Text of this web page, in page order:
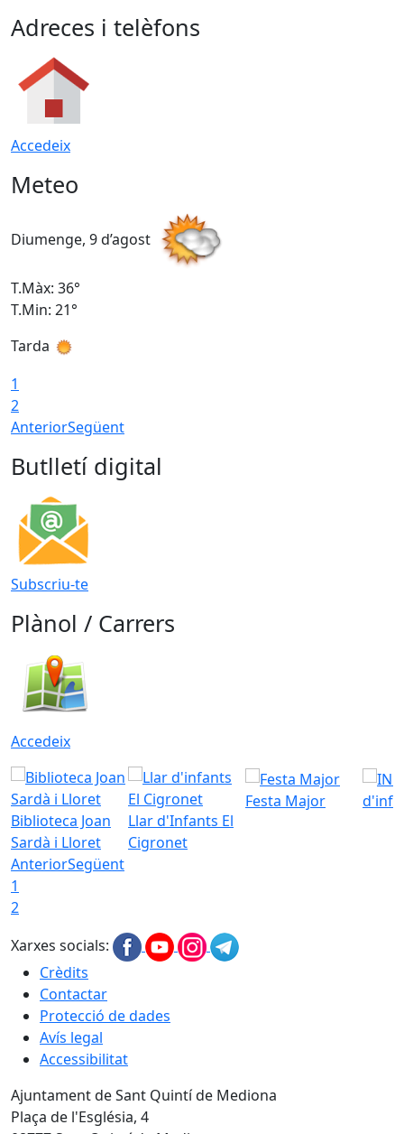
Adreces i telèfons
Accedeix
Meteo
Diumenge, 9 d’agost
T.Màx: 36°
T.Min: 21°
Tarda
1
2
AnteriorSegüent
Butlletí digital
Subscriu-te
Plànol / Carrers
Accedeix
Biblioteca Joan
Sardà i Lloret
Llar d'Infants El
Cigronet
Festa Major
AnteriorSegüent
1
2
Xarxes socials:
Crèdits
Contactar
Protecció de dades
Avís legal
Accessibilitat
Ajuntament de Sant Quintí de Mediona
Plaça de l'Església, 4